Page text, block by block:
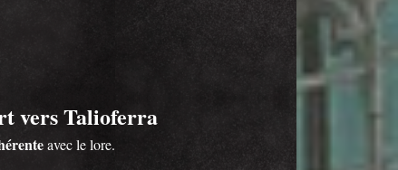
vers Talioferra
avec le lore.